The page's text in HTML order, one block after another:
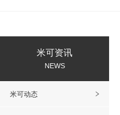
米可资讯
NEWS
米可动态